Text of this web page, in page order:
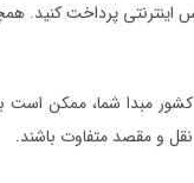
پرداخت کنید.
مبدا شما، ممکن است
و مقصد متفاوت باشند.